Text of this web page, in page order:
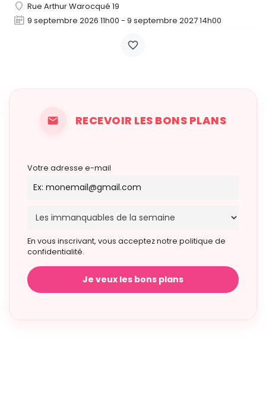
Rue Arthur Warocqué 19
9 septembre 2026 11h00 - 9 septembre 2027 14h00
RECEVOIR LES BONS PLANS
Votre adresse e-mail
En vous inscrivant, vous acceptez notre politique de
confidentialité.